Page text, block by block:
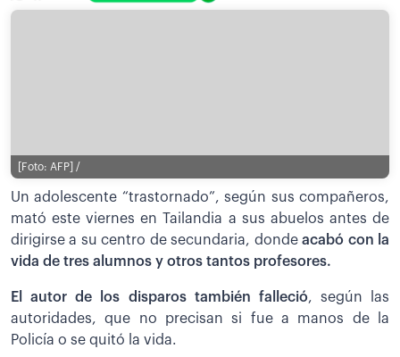
[Foto: AFP] /
Un adolescente “trastornado”, según sus compañeros,
mató este viernes en Tailandia a sus abuelos antes de
dirigirse a su centro de secundaria, dondeacabó con la
vida de tres alumnos y otros tantos profesores.
El autor de los disparos también falleció, según las
autoridades, que no precisan si fue a manos de la
Policía o se quitó la vida.